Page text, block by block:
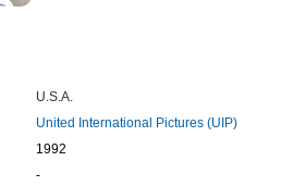
U.S.A.
United International Pictures (UIP)
1992
-